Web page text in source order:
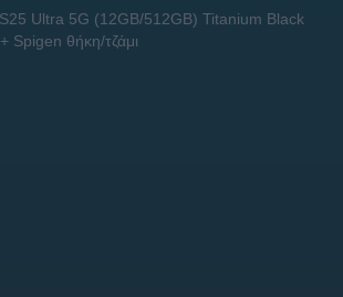
Ultra 5G (12GB/512GB) Titanium Black
Spigen θήκη/τζάμι